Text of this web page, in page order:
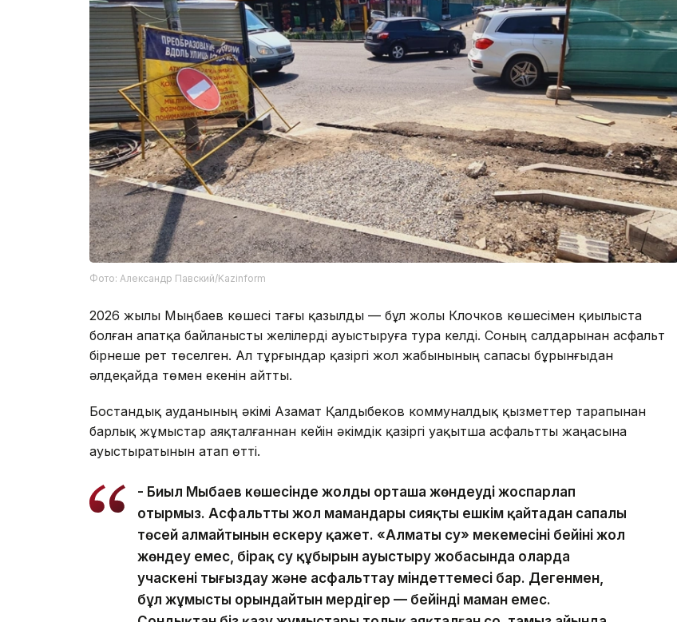
Фото: Александр Павский/Kazinform
2026 жылы Мыңбаев көшесі тағы қазылды — бұл жолы Клочков көшесімен қиылыста
болған апатқа байланысты желілерді ауыстыруға тура келді. Соның салдарынан асфальт
бірнеше рет төселген. Ал тұрғындар қазіргі жол жабынының сапасы бұрынғыдан
әлдеқайда төмен екенін айтты.
Бостандық ауданының әкімі Азамат Қалдыбеков коммуналдық қызметтер тарапынан
барлық жұмыстар аяқталғаннан кейін әкімдік қазіргі уақытша асфальтты жаңасына
ауыстыратынын атап өтті.
- Биыл Мыңбаев көшесінде жолды орташа жөндеуді жоспарлап
отырмыз. Асфальтты жол мамандары сияқты ешкім қайтадан сапалы
төсей алмайтынын ескеру қажет. «Алматы су» мекемесінің бейіні жол
жөндеу емес, бірақ су құбырын ауыстыру жобасында оларда
учаскені тығыздау және асфальттау міндеттемесі бар. Дегенмен,
бұл жұмысты орындайтын мердігер — бейінді маман емес.